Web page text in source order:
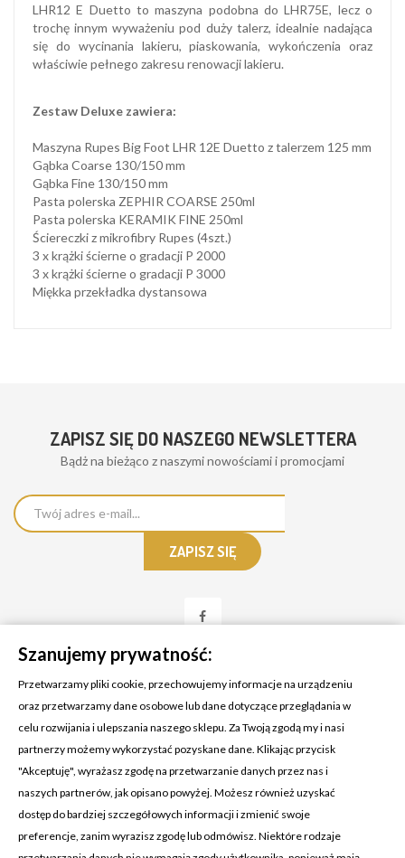
LHR12 E Duetto to maszyna podobna do LHR75E, lecz o
trochę innym wyważeniu pod duży talerz, idealnie nadająca
się do wycinania lakieru, piaskowania, wykończenia oraz
właściwie pełnego zakresu renowacji lakieru.
Zestaw Deluxe zawiera:
Maszyna Rupes Big Foot LHR 12E Duetto z talerzem 125 mm
Gąbka Coarse 130/150 mm
Gąbka Fine 130/150 mm
Pasta polerska ZEPHIR COARSE 250ml
Pasta polerska KERAMIK FINE 250ml
Ściereczki z mikrofibry Rupes (4szt.)
3 x krążki ścierne o gradacji P 2000
3 x krążki ścierne o gradacji P 3000
Miękka przekładka dystansowa
ZAPISZ SIĘ DO NASZEGO NEWSLETTERA
Bądż na bieżąco z naszymi nowościami i promocjami
KONTAKT Z NAMI
Adres:
Cosmetic4car
Budzisz 73A
39-200 Dębica
Dominik:
Szanujemy prywatność:
Przetwarzamy pliki cookie, przechowujemy informacje na urządzeniu
oraz przetwarzamy dane osobowe lub dane dotyczące przeglądania w
celu rozwijania i ulepszania naszego sklepu. Za Twoją zgodą my i nasi
partnerzy możemy wykorzystać pozyskane dane. Klikając przycisk
"Akceptuję", wyrażasz zgodę na przetwarzanie danych przez nas i
naszych partnerów, jak opisano powyżej. Możesz również uzyskać
dostęp do bardziej szczegółowych informacji i zmienić swoje
preferencje, zanim wyrazisz zgodę lub odmówisz. Niektóre rodzaje